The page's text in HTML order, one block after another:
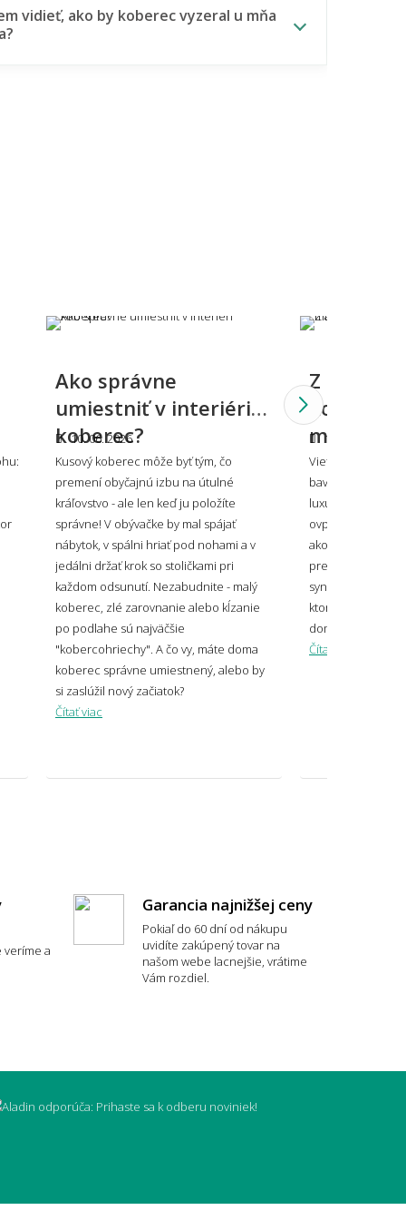
vidieť, ako by koberec vyzeral u mňa
sa vzorovaný koberec do malého
ladiť alebo kontrastovať?
veľký koberec zvoliť pod sedačku?
mi koberec opticky zväčšiť miestnosť?
koberca je najpohodlnejší?
Ako správne
umiestniť v interiéri
koberec?
10. 06. 2026
Kusový koberec môže byť tým, čo
premení obyčajnú izbu na útulné
kráľovstvo - ale len keď ju položíte
správne! V obývačke by mal spájať
nábytok, v spálni hriať pod nohami a v
jedálni držať krok so stoličkami pri
každom odsunutí. Nezabudnite - malý
koberec, zlé zarovnanie alebo kĺzanie
po podlahe sú najväčšie
"kobercohriechy". A čo vy, máte doma
koberec správne umiestnený, alebo by
si zaslúžil nový začiatok?
Čítať viac
Z čoho
koberce:
10. 06. 2026
Viete, že
bavlna, odolný
luxusný ako
ovplyvní, ako sa
ako dlho vydrží aj
prehľad všetkých
syntetických po
ktorý z nich bude
domov.
Čítať viac
veríme a
Garancia najnižšej ceny
Pokiaľ do 60 dní od nákupu
uvidíte zakúpený tovar na
našom webe lacnejšie, vrátime
Vám rozdiel.